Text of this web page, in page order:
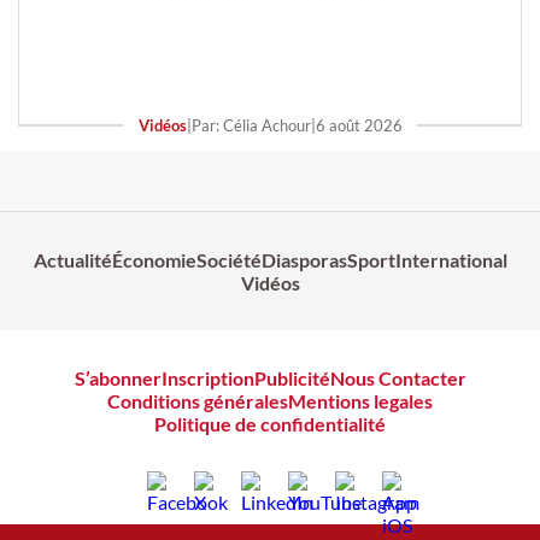
Vidéos| Par: Célia Achour| 6 août 2026
ActualitéÉconomieSociétéDiasporasSportInternational
Vidéos
S’abonnerInscriptionPublicitéNous Contacter
Conditions généralesMentions legales
Politique de confidentialité